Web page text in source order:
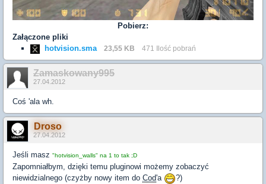
Pobierz:
Załączone pliki
hotvision.sma
23,55 KB 471 Ilość pobrań
Zamaskowany995
27.04.2012
Coś 'ala wh.
Droso
27.04.2012
Jeśli masz "hotvision_walls" na 1 to tak ;D
Zapomniałbym, dzięki temu pluginowi możemy zobaczyć
niewidzialnego (czyżby nowy item do Cod'a ?)